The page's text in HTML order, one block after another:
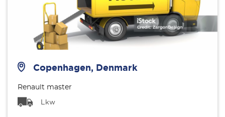
Copenhagen, Denmark
Renault master
Lkw